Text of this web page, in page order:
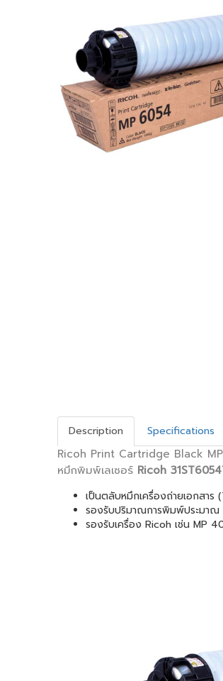
Description Specifications
Ricoh Print Cartridge Black
หมึกพิมพ์เลเซอร์ Ricoh
เป็นตลับหมึกเครื่องถ่ายเอกสาร
รองรับปริมาณการพิมพ์ประมาณ
รองรับเครื่อง Ricoh เช่น